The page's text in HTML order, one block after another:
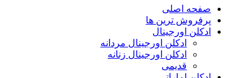
صفحه اصلی
پرفروش ترین ها
ادکلن اورجینال
ادکلن اورجینال مردانه
ادکلن اورجینال زنانه
قدیمی